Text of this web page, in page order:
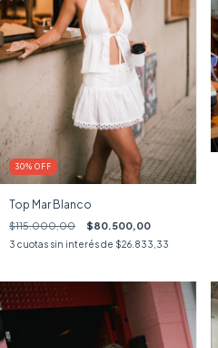
30% OFF
Top Mar Blanco
$115.000,00 $80.500,00
3 cuotas sin interés de $26.833,33